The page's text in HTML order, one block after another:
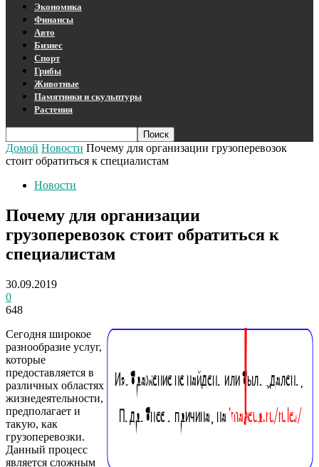
Экономика
Финансы
Авто
Бизнес
Спорт
Грибы
Животные
Памятники и скульптуры
Растения
Домой Новости Почему для организации грузоперевозок
стоит обратиться к специалистам
Новости
Почему для организации
грузоперевозок стоит обратиться к
специалистам
30.09.2019
0
648
Сегодня широкое
разнообразие услуг,
которые
предоставляется в
различных областях
жизнедеятельности,
предполагает и
такую, как
грузоперевозки.
Данный процесс
является сложным